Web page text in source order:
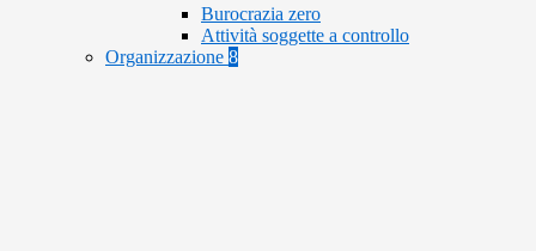
Burocrazia zero
Attività soggette a controllo
Organizzazione 8